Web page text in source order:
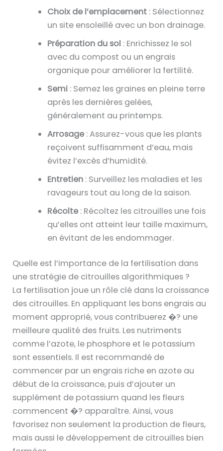
Choix de l’emplacement: Sélectionnez
un site ensoleillé avec un bon drainage.
Préparation du sol: Enrichissez le sol
avec du compost ou un engrais
organique pour améliorer la fertilité.
Semi: Semez les graines en pleine terre
après les dernières gelées,
généralement au printemps.
Arrosage: Assurez-vous que les plants
reçoivent suffisamment d’eau, mais
évitez l’excès d’humidité.
Entretien: Surveillez les maladies et les
ravageurs tout au long de la saison.
Récolte: Récoltez les citrouilles une fois
qu’elles ont atteint leur taille maximum,
en évitant de les endommager.
Quelle est l’importance de la fertilisation dans
une stratégie de citrouilles algorithmiques ?
La fertilisation joue un rôle clé dans la croissance
des citrouilles. En appliquant les bons engrais au
moment approprié, vous contribuerez �? une
meilleure qualité des fruits. Les nutriments
comme l’azote, le phosphore et le potassium
sont essentiels. Il est recommandé de
commencer par un engrais riche en azote au
début de la croissance, puis d’ajouter un
supplément de potassium quand les fleurs
commencent �? apparaître. Ainsi, vous
favorisez non seulement la production de fleurs,
mais aussi le développement de citrouilles bien